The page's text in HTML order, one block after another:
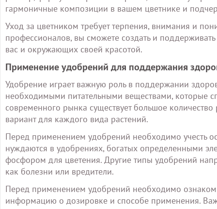
гармоничные композиции в вашем цветнике и
Уход за цветником требует терпения, внимания и
профессионалов, вы сможете создать и
вас и окружающих своей красотой.
Применение удобрений для поддержания
Удобрение играет важную роль в поддержании
необходимыми питательными веществами, которые
современного рынка существует большое
вариант для каждого вида растений.
Перед применением удобрений необходимо учесть
нуждаются в удобрениях, богатых определенными
фосфором для цветения. Другие типы удобрений
как болезни или вредители.
Перед применением удобрений необходимо
информацию о дозировке и способе применения.